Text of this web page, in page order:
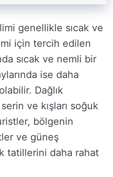
genellikle sıcak ve
için tercih edilen
sıcak ve nemli bir
ise daha
Dağlık
ve kışları soğuk
bölgenin
ve güneş
tatillerini daha rahat